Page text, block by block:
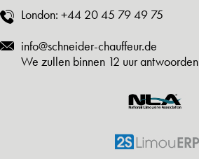
London: +44 20 45 79 49 75
info@schneider-chauffeur.de
We zullen binnen 12 uur antwoorden